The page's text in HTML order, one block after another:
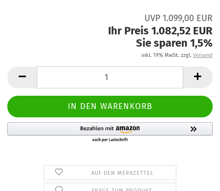
UVP 1.099,00 EUR
Ihr Preis 1.082,52 EUR
Sie sparen 1,5%
inkl. 19% MwSt. zzgl. Versand
AUF DEN MERKZETTEL